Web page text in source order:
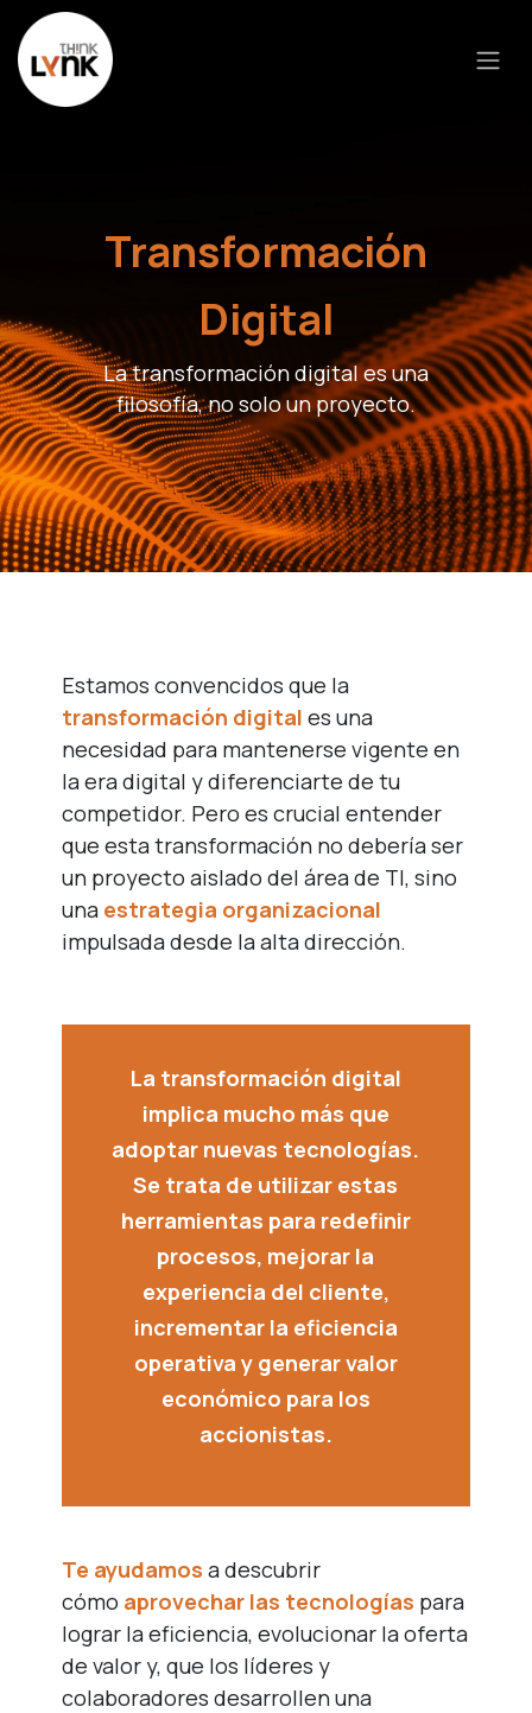
Ir al contenido
Transformación
Digital
La transformación digital es una
filosofía, no solo un proyecto.
Estamos convencidos que la
transformación digital es una
necesidad para mantenerse vigente en
la era digital y diferenciarte de tu
competidor. Pero es crucial entender
que esta transformación no debería ser
un proyecto aislado del área de TI, sino
una estrategia organizacional
impulsada desde la alta dirección.
La transformación digital
implica mucho más que
adoptar nuevas tecnologías.
Se trata de utilizar estas
herramientas para redefinir
procesos, mejorar la
experiencia del cliente,
incrementar la eficiencia
operativa y generar valor
económico para los
accionistas.
Te ayudamos a descubrir
cómo aprovechar las tecnologías para
lograr la eficiencia, evolucionar la oferta
de valor y, que los líderes y
colaboradores desarrollen una